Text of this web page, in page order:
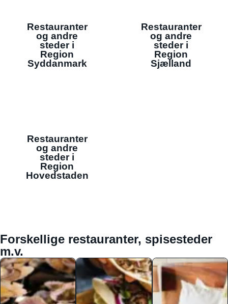
Restauranter
og andre
steder i
Region
Syddanmark
Restauranter
og andre
steder i
Region
Sjælland
Restauranter
og andre
steder i
Region
Hovedstaden
Forskellige restauranter, spisesteder
m.v.